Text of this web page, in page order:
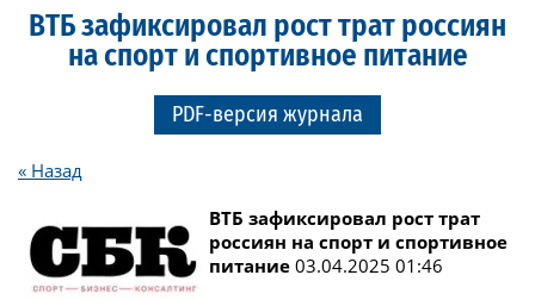
ВТБ зафиксировал рост трат россиян
на спорт и спортивное питание
PDF-версия журнала
« Назад
ВТБ зафиксировал рост трат
россиян на спорт и спортивное
питание 03.04.2025 01:46